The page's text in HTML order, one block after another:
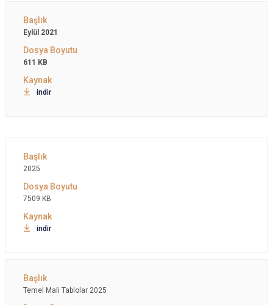
Eylül 2021
611 KB
indir
2025
7509 KB
indir
Temel Mali Tablolar 2025